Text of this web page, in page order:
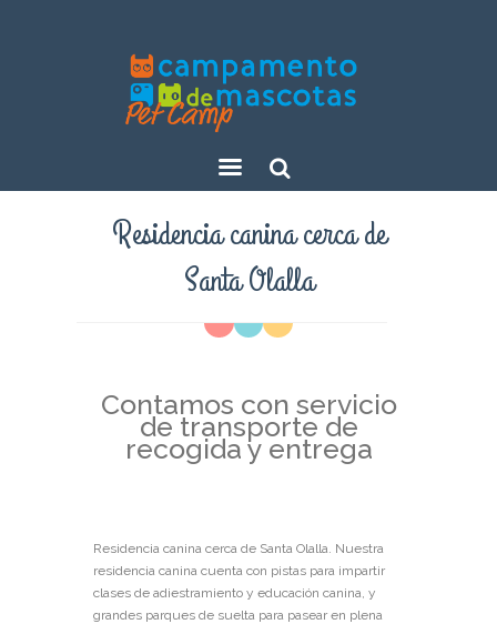
ch
Residencia canina cerca de
Santa Olalla
Contamos con servicio
de transporte de
recogida y entrega
Residencia canina cerca de Santa Olalla. Nuestra
residencia canina cuenta con pistas para impartir
clases de adiestramiento y educación canina, y
grandes parques de suelta para pasear en plena